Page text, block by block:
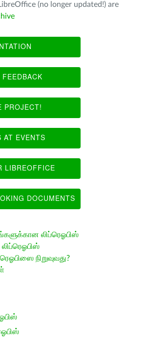
(no longer updated!) are
FEEDBACK
PROJECT!
AT EVENTS
LIBREOFFICE
DOCUMENTS
லிப்ரெஓபிஸ்
நிறுவுவது?